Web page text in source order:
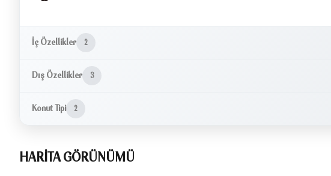
İç Özellikler 2
Dış Özellikler 3
Konut Tipi 2
HARİTA GÖRÜNÜMÜ